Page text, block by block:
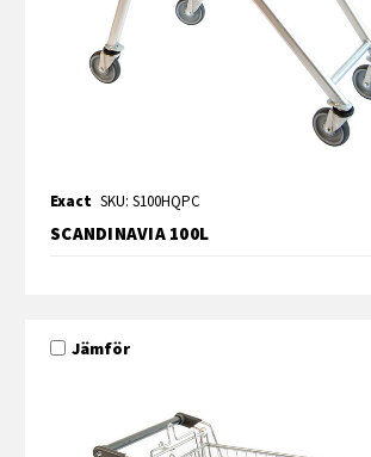
Exact SKU: S100HQPC
SCANDINAVIA 100L
Jämför